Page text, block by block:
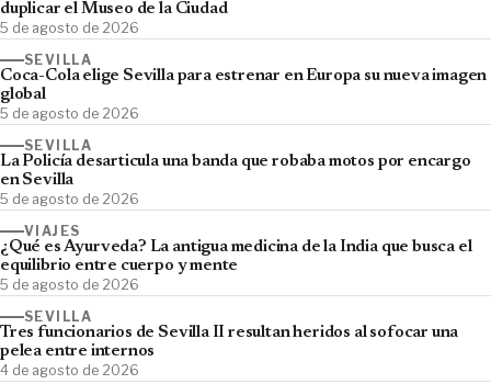
duplicar el Museo de la Ciudad
5 de agosto de 2026
SEVILLA
Coca-Cola elige Sevilla para estrenar en Europa su nueva imagen
global
5 de agosto de 2026
SEVILLA
La Policía desarticula una banda que robaba motos por encargo
en Sevilla
5 de agosto de 2026
VIAJES
¿Qué es Ayurveda? La antigua medicina de la India que busca el
equilibrio entre cuerpo y mente
5 de agosto de 2026
SEVILLA
Tres funcionarios de Sevilla II resultan heridos al sofocar una
pelea entre internos
4 de agosto de 2026